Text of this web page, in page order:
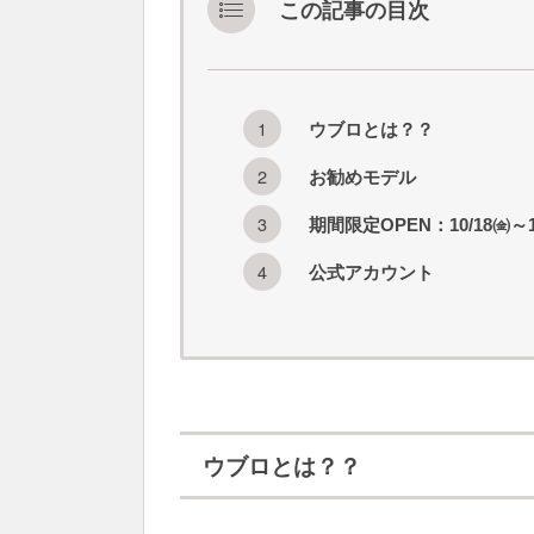
この記事の目次
ウブロとは？？
お勧めモデル
期間限定OPEN：10/18㈮～
公式アカウント
ウブロとは？？